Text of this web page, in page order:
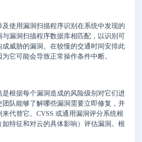
使用漏洞扫描程序识别在系统中发现的
漏洞扫描程序数据库相匹配，以识别可
威胁的漏洞。在较慢的交通时间安排此
它可能会导致正常操作条件中断。
是根据每个漏洞造成的风险级别对它们进
队能够了解哪些漏洞需要立即修复，并
代替它。CVSS 或通用漏洞评分系统根
特征和对云的具体影响）评估漏洞。根